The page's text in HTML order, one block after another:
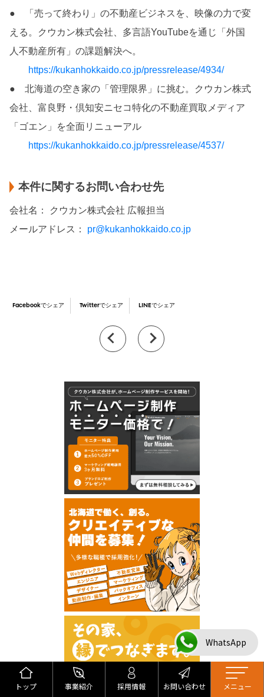
トップ 事業紹介 採用情報 お問い合わせ メニュー
● 「売って終わり」の不動産ビジネスを、映像の力で変
える。クウカン株式会社、多言語YouTubeを通じ「外国
人不動産所有」の課題解決へ。
https://kukanhokkaido.co.jp/pressrelease/4934/
● 北海道の空き家の「管理限界」に挑む。クウカン株式
会社、富良野・倶知安ニセコ特化の不動産買取メディア
「ゴエン」を全面リニューアル
https://kukanhokkaido.co.jp/pressrelease/4537/
本件に関するお問い合わせ先
会社名： クウカン株式会社 広報担当
メールアドレス： pr@kukanhokkaido.co.jp
Facebookでシェア Twitterでシェア LINEでシェア
WhatsApp